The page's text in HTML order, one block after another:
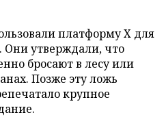
платформу X для
Они утверждали, что
бросают в лесу или
Позже эту ложь
крупное